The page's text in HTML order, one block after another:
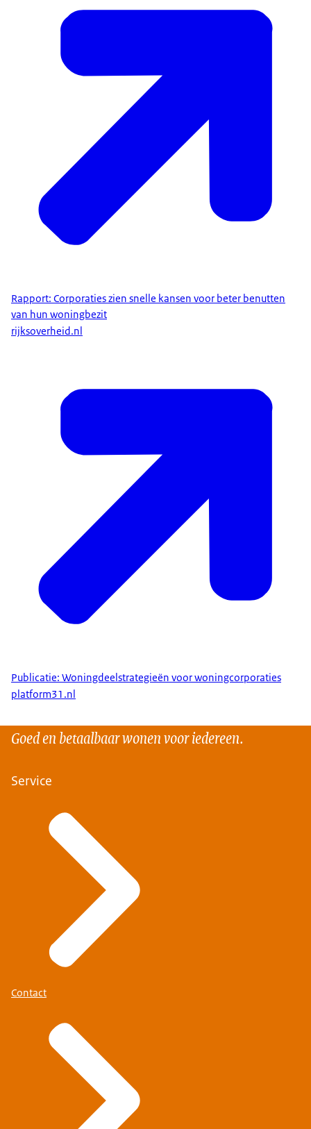
Rapport: Corporaties zien snelle kansen voor beter benutten
van hun woningbezit
rijksoverheid.nl
Publicatie: Woningdeelstrategieën voor woningcorporaties
platform31.nl
Goed en betaalbaar wonen voor iedereen.
Service
Contact